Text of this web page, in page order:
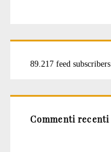
89.217 feed subscribers
Commenti recenti